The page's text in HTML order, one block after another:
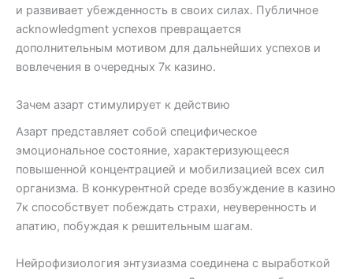
и развивает убежденность в своих силах. Публичное
acknowledgment успехов превращается
дополнительным мотивом для дальнейших успехов и
вовлечения в очередных 7к казино.
Зачем азарт стимулирует к действию
Азарт представляет собой специфическое
эмоциональное состояние, характеризующееся
повышенной концентрацией и мобилизацией всех сил
организма. В конкурентной среде возбуждение в казино
7к способствует побеждать страхи, неуверенность и
апатию, побуждая к решительным шагам.
Нейрофизиология энтузиазма соединена с выработкой